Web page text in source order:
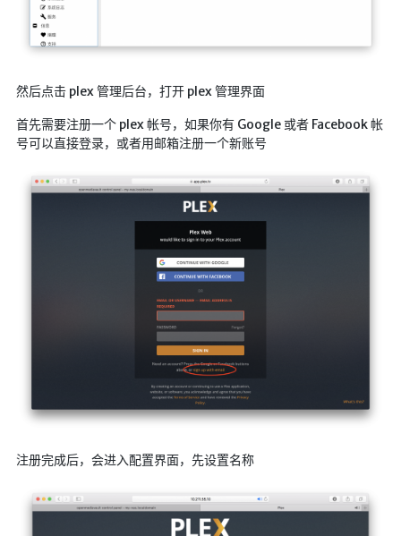
然后点击 plex 管理后台，打开 plex 管理界面
首先需要注册一个 plex 帐号，如果你有 Google 或者 Facebook 帐
号可以直接登录，或者用邮箱注册一个新账号
注册完成后，会进入配置界面，先设置名称